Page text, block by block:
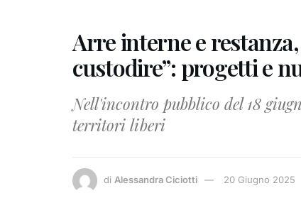
Arre interne e
custodire”: progetti e
Nell'incontro pubblico del 18
territori liberi
di Alessandra Ciciotti 20 Giugno 2025